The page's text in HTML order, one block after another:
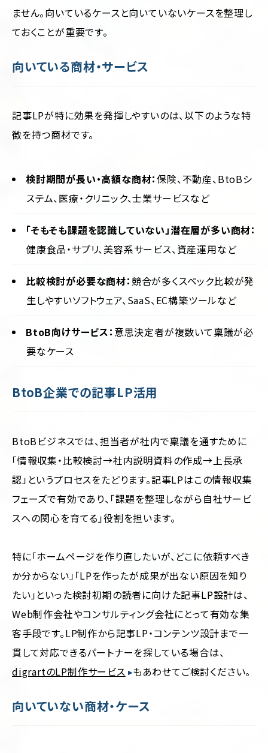
ません。向いているケースと向いていないケースを整理し
ておくことが重要です。
向いている商材・サービス
記事LPが特に効果を発揮しやすいのは、以下のような特
徴を持つ商材です。
検討期間が長い・高額な商材：保険、不動産、BtoBシ
ステム、医療・クリニック、士業サービスなど
「そもそも課題を認識していない」潜在層が多い商材：
健康食品・サプリ、美容系サービス、資産運用など
比較検討が必要な商材： 競合が多くスペック比較が発
生しやすいソフトウェア、SaaS、EC構築ツールなど
BtoB向けサービス： 意思決定者が複数いて稟議が必
要なケース
BtoB企業での記事LP活用
BtoBビジネスでは、担当者が社内で稟議を通すために
「情報収集・比較検討→社内説明資料の作成→上長承
認」というプロセスをたどります。記事LPはこの情報収集
フェーズで有効であり、「課題を整理しながら自社サービ
スへの関心を育てる」役割を担います。
特に「ホームページを作り直したいが、どこに依頼すべき
か分からない」「LPを作ったが成果が出ない原因を知り
たい」といった検討初期の読者に向けた記事LP設計は、
Web制作会社やコンサルティング会社にとって有効な集
客手段です。LP制作から記事LP・コンテンツ設計まで一
貫して対応できるパートナーを探している場合は、
digrartのLP制作サービス もあわせてご検討ください。
向いていない商材・ケース